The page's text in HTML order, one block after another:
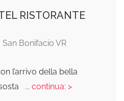
RISTORANTE
Bonifacio VR
l’arrivo della bella
... continua: >